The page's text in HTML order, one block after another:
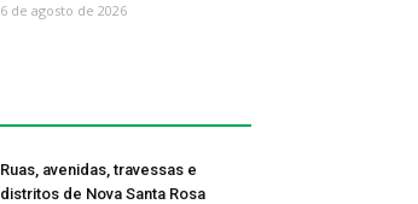
6 de agosto de 2026
Ruas, avenidas, travessas e
distritos de Nova Santa Rosa